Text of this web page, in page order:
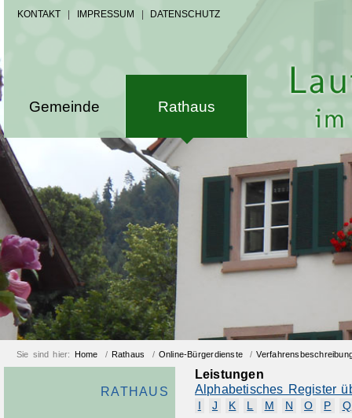
KONTAKT IMPRESSUM DATENSCHUTZ
Gemeinde Rathaus
Sie sind hier: Home / Rathaus / Online-Bürgerdienste /
RATHAUS
Leistungen
Alphabetisches Register
J K L M N O P Q